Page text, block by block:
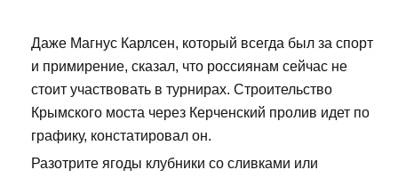
Даже Магнус Карлсен, который всегда был за спорт
и примирение, сказал, что россиянам сейчас не
стоит участвовать в турнирах. Строительство
Крымского моста через Керченский пролив идет по
графику, констатировал он.
Разотрите ягоды клубники со сливками или